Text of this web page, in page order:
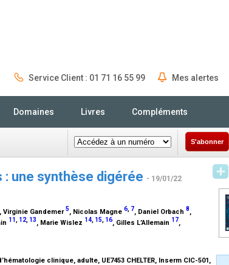
Service Client : 01 71 16 55 99 Mes alertes
Domaines Livres Compléments
S'abonner
: une synthèse digérée - 19/01/22
, Virginie Gandemer5, Nicolas Magne 6, 7, Daniel Orbach 8,
11 12 13, Marie Wislez 14 15 16, Gilles L’Allemain 17,
clinique, adulte, UE7453 CHELTER, Inserm CIC-501,